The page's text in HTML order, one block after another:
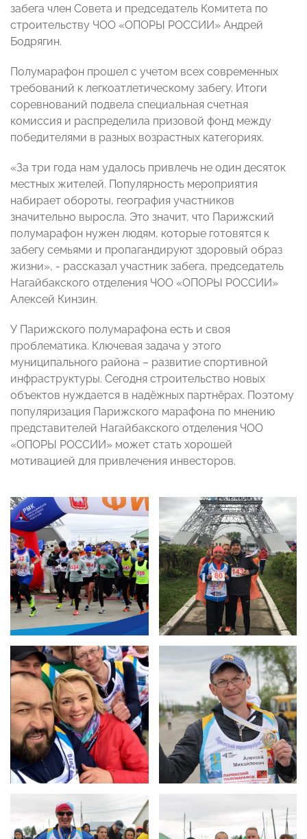
забега член Совета и председатель Комитета по
строительству ЧОО «ОПОРЫ РОССИИ» Андрей
Бодрягин.
Полумарафон прошел с учетом всех современных
требований к легкоатлетическому забегу. Итоги
соревнований подвела специальная счетная
комиссия и распределила призовой фонд между
победителями в разных возрастных категориях.
«За три года нам удалось привлечь не один десяток
местных жителей. Популярность мероприятия
набирает обороты, география участников
значительно выросла. Это значит, что Парижский
полумарафон нужен людям, которые готовятся к
забегу семьями и пропагандируют здоровый образ
жизни», - рассказал участник забега, председатель
Нагайбакского отделения ЧОО «ОПОРЫ РОССИИ»
Алексей Кинзин.
У Парижского полумарафона есть и своя
проблематика. Ключевая задача у этого
муниципального района – развитие спортивной
инфраструктуры. Сегодня строительство новых
объектов нуждается в надёжных партнёрах. Поэтому
популяризация Парижского марафона по мнению
представителей Нагайбакского отделения ЧОО
«ОПОРЫ РОССИИ» может стать хорошей
мотивацией для привлечения инвесторов.